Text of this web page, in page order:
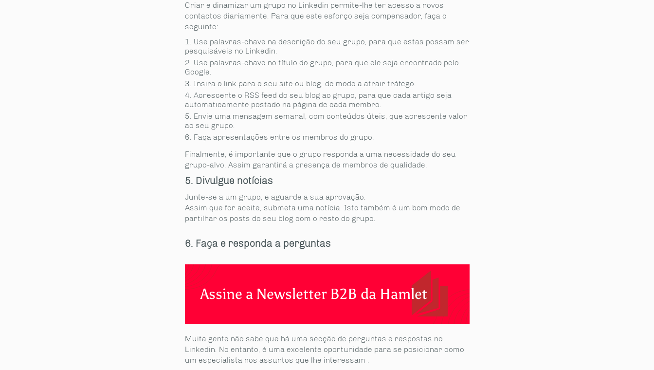
Criar e dinamizar um grupo no Linkedin permite-lhe ter acesso a novos
contactos diariamente. Para que este esforço seja compensador, faça o
seguinte:
Use palavras-chave na descrição do seu grupo, para que estas possam ser
pesquisáveis no Linkedin.
Use palavras-chave no título do grupo, para que ele seja encontrado pelo
Google.
Insira o link para o seu site ou blog, de modo a atrair tráfego.
Acrescente o RSS feed do seu blog ao grupo, para que cada artigo seja
automaticamente postado na página de cada membro.
Envie uma mensagem semanal, com conteúdos úteis, que acrescente valor
ao seu grupo.
Faça apresentações entre os membros do grupo.
Finalmente, é importante que o grupo responda a uma necessidade do seu
grupo-alvo. Assim garantirá a presença de membros de qualidade.
5. Divulgue notícias
Junte-se a um grupo, e aguarde a sua aprovação.
Assim que for aceite, submeta uma notícia. Isto também é um bom modo de
partilhar os posts do seu blog com o resto do grupo.
6. Faça e responda a perguntas
Assine a Newsletter B2B da Hamlet
Muita gente não sabe que há uma secção de perguntas e respostas no
Linkedin. No entanto, é uma excelente oportunidade para se posicionar como
um especialista nos assuntos que lhe interessam .